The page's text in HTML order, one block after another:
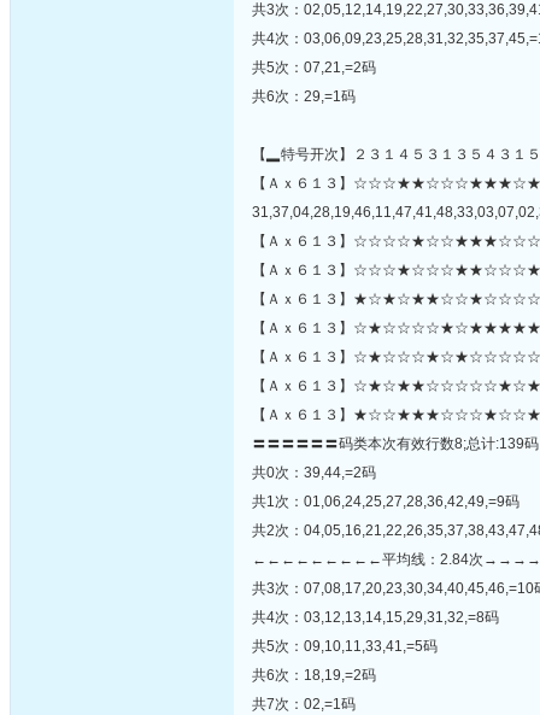
共3次：
共4次：
共5次：07,21,=2码
共6次：29,=1码
【▂特号开次】２３１４５３１３５４３１
【Ａｘ６１３】
【Ａｘ６１３】
【Ａｘ６１３】
【Ａｘ６１３】
【Ａｘ６１３】
【Ａｘ６１３】
【Ａｘ６１３】
【Ａｘ６１３】
〓〓〓〓〓〓码类本次有效行数8;总计:139
共0次：39,44,=2码
共1次：01,06,24,25,27,28,36,42,49,=9码
共2次：
←←←←←←←←←平均线：2.84次
共3次：07,08,17,20,23,30,34,40,45,46,=10
共4次：03,12,13,14,15,29,31,32,=8码
共5次：09,10,11,33,41,=5码
共6次：18,19,=2码
共7次：02,=1码